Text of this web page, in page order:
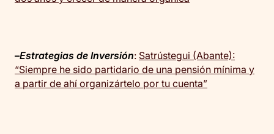
–Estrategias de Inversión: Satrústegui (Abante):
“Siempre he sido partidario de una pensión mínima y
a partir de ahí organizártelo por tu cuenta”